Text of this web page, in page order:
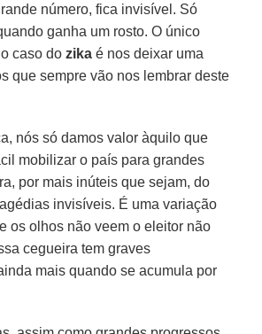
número, fica invisível. Só
ganha um rosto. O único
caso dozika é nos deixar uma
que sempre vão nos lembrar deste
nós só damos valor àquilo que
mobilizar o país para grandes
por mais inúteis que sejam, do
invisíveis. É uma variação
os olhos não veem o eleitor não
cegueira tem graves
mais quando se acumula por